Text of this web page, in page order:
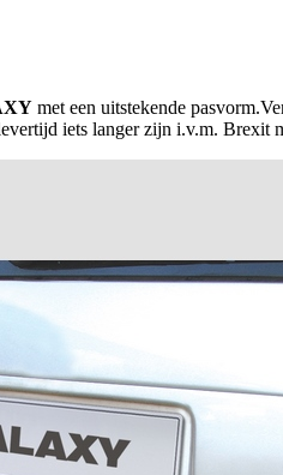
met een uitstekende
iets langer zijn i.v.m. Brexit